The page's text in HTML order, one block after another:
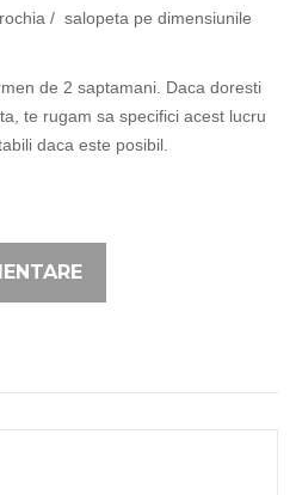
/ salopeta pe dimensiunile
de 2 saptamani. Daca doresti
te rugam sa specifici acest lucru
daca este posibil.